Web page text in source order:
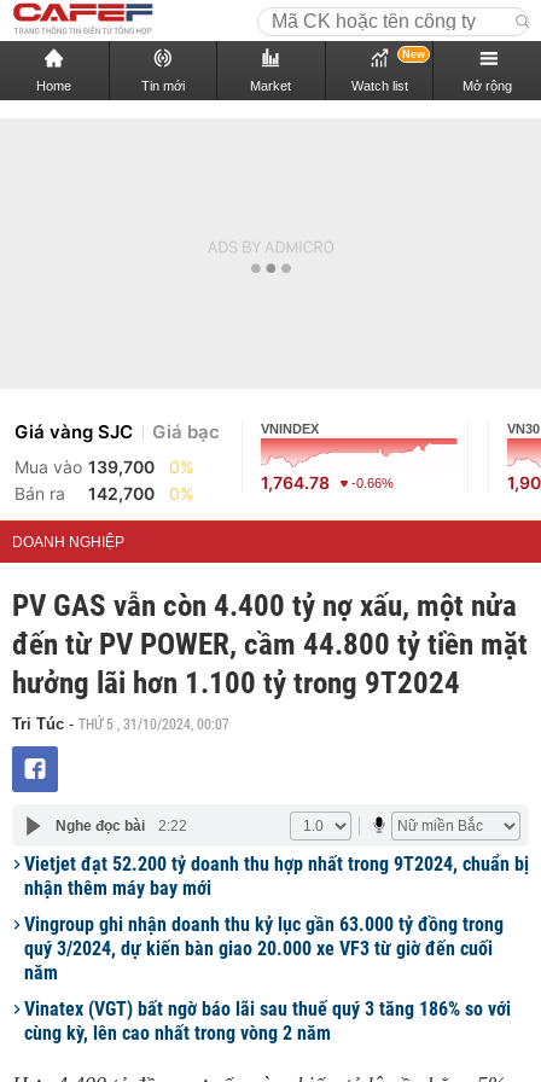
Home Tin mới Market Watch list
New
Mở rộng
Giá vàng SJC Giá bạc
Mua vào 139,700
0%
Bán ra
142,700 0%
VNINDEX
1,764.78 -0.66%
VN30
DOANH NGHIỆP
PV GAS vẫn còn 4.400 tỷ nợ xấu, một nửa
đến từ PV POWER, cầm 44.800 tỷ tiền mặt
hưởng lãi hơn 1.100 tỷ trong 9T2024
Tri Túc - THỨ 5 , 31/10/2024, 00:07
Nghe đọc bài 2:22
Vietjet đạt 52.200 tỷ doanh thu hợp nhất trong 9T2024, chuẩn bị
nhận thêm máy bay mới
Vingroup ghi nhận doanh thu kỷ lục gần 63.000 tỷ đồng trong
quý 3/2024, dự kiến bàn giao 20.000 xe VF3 từ giờ đến cuối
năm
Vinatex (VGT) bất ngờ báo lãi sau thuế quý 3 tăng 186% so với
cùng kỳ, lên cao nhất trong vòng 2 năm